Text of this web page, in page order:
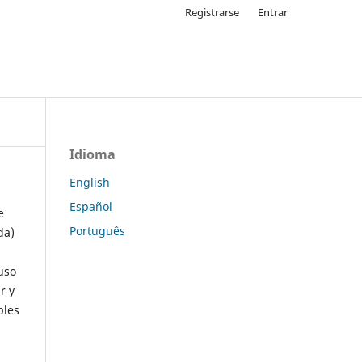
Registrarse Entrar
y
Idioma
English
Español
Português